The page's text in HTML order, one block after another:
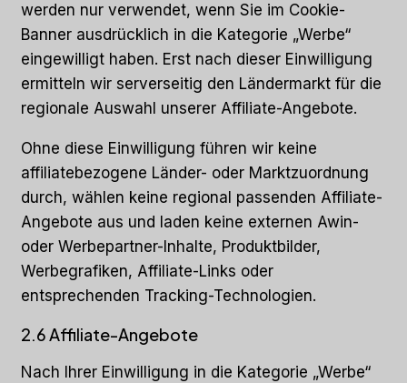
werden nur verwendet, wenn Sie im Cookie-
Banner ausdrücklich in die Kategorie „Werbe“
eingewilligt haben. Erst nach dieser Einwilligung
ermitteln wir serverseitig den Ländermarkt für die
regionale Auswahl unserer Affiliate-Angebote.
Ohne diese Einwilligung führen wir keine
affiliatebezogene Länder- oder Marktzuordnung
durch, wählen keine regional passenden Affiliate-
Angebote aus und laden keine externen Awin-
oder Werbepartner-Inhalte, Produktbilder,
Werbegrafiken, Affiliate-Links oder
entsprechenden Tracking-Technologien.
2.6 Affiliate-Angebote
Nach Ihrer Einwilligung in die Kategorie „Werbe“